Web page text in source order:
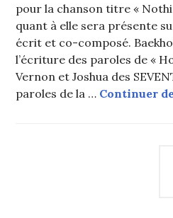
pour la chanson titre «
quant à elle sera présente
écrit et co-composé.
l’écriture des paroles de «
Vernon et Joshua des
paroles de la … Continuer